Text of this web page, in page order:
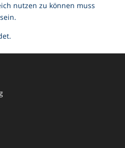
nutzen zu können muss